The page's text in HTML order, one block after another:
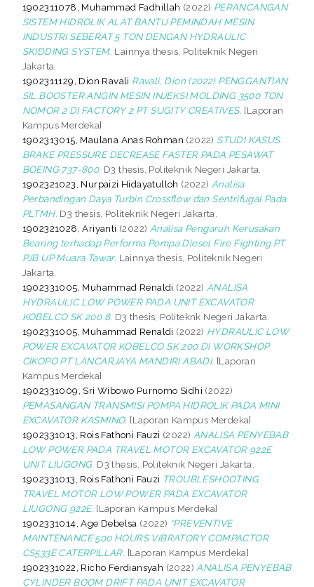
1902311078, Muhammad Fadhillah (2022) PERANCANGAN
SISTEM HIDROLIK ALAT BANTU PEMINDAH MESIN
INDUSTRI SEBERAT 5 TON DENGAN HYDRAULIC
SKIDDING SYSTEM. Lainnya thesis, Politeknik Negeri
Jakarta.
1902311129, Dion Ravali Ravali, Dion (2022) PENGGANTIAN
SIL BOOSTER ANGIN MESIN INJEKSI MOLDING 3500 TON
NOMOR 2 DI FACTORY 2 PT SUGITY CREATIVES. [Laporan
Kampus Merdeka]
1902313015, Maulana Anas Rohman (2022) STUDI KASUS
BRAKE PRESSURE DECREASE FASTER PADA PESAWAT
BOEING 737-800. D3 thesis, Politeknik Negeri Jakarta.
1902321023, Nurpaizi Hidayatulloh (2022) Analisa
Perbandingan Daya Turbin Crossflow dan Sentrifugal Pada
PLTMH. D3 thesis, Politeknik Negeri Jakarta.
1902321028, Ariyanti (2022) Analisa Pengaruh Kerusakan
Bearing terhadap Performa Pompa Diesel Fire Fighting PT
PJB UP Muara Tawar. Lainnya thesis, Politeknik Negeri
Jakarta.
1902331005, Muhammad Renaldi (2022) ANALISA
HYDRAULIC LOW POWER PADA UNIT EXCAVATOR
KOBELCO SK 200 8. D3 thesis, Politeknk Negeri Jakarta.
1902331005, Muhammad Renaldi (2022) HYDRAULIC LOW
POWER EXCAVATOR KOBELCO SK 200 DI WORKSHOP
CIKOPO PT LANCARJAYA MANDIRI ABADI. [Laporan
Kampus Merdeka]
1902331009, Sri Wibowo Purnomo Sidhi (2022)
PEMASANGAN TRANSMISI POMPA HIDROLIK PADA MINI
EXCAVATOR KASMINO. [Laporan Kampus Merdeka]
1902331013, Rois Fathoni Fauzi (2022) ANALISA PENYEBAB
LOW POWER PADA TRAVEL MOTOR EXCAVATOR 922E
UNIT LIUGONG. D3 thesis, Politeknik Negeri Jakarta.
1902331013, Rois Fathoni Fauzi TROUBLESHOOTING
TRAVEL MOTOR LOW POWER PADA EXCAVATOR
LIUGONG 922E. [Laporan Kampus Merdeka]
1902331014, Age Debelsa (2022) “PREVENTIVE
MAINTENANCE 500 HOURS VIBRATORY COMPACTOR
CS533E CATERPILLAR. [Laporan Kampus Merdeka]
1902331022, Richo Ferdiansyah (2022) ANALISA PENYEBAB
CYLINDER BOOM DRIFT PADA UNIT EXCAVATOR